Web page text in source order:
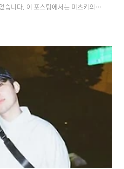
습니다. 이 포스팅에서는 미츠키의
- My Love Mine All Mine 뮤직비
Mine All Mine 한글 가사, 해석 1.